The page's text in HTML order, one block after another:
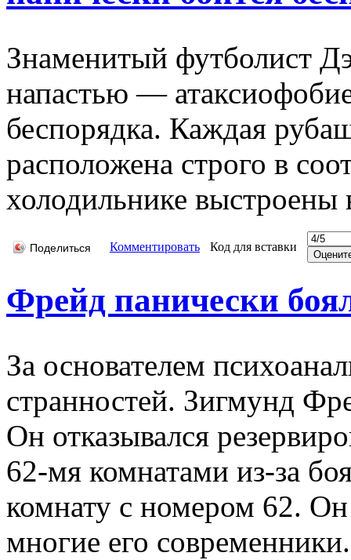
Знаменитый футболист
напастью —
беспорядка. Каждая
расположена строго в
холодильнике выстроены
Поделиться Комментировать Код для вставки
Фрейд панически
За основателем
странностей. Зигмунд
Он отказывался
62-мя комнатами из-за
комнату с номером 62.
многие его современники.